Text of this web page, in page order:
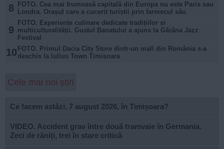
8
FOTO. Cea mai frumoasă capitală din Europa nu este Paris sau
Londra. Orașul care a cucerit turiștii prin farmecul său
9
FOTO. Experiențe culinare dedicate tradițiilor și
multiculturalității. Gustul Banatului a ajuns la Gărâna Jazz
Festival
10 FOTO. Primul Dacia City Store dintr-un mall din România s-a
deschis la Iulius Town Timișoara
Cele mai noi știri
Ce facem astăzi, 7 august 2026, în Timișoara?
VIDEO. Accident grav între două tramvaie în Germania.
Zeci de răniți, trei în stare critică